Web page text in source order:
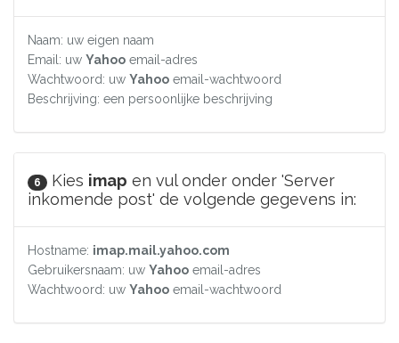
Naam: uw eigen naam
Email: uw Yahoo email-adres
Wachtwoord: uw Yahoo email-wachtwoord
Beschrijving: een persoonlijke beschrijving
6 Kies imap en vul onder onder 'Server
inkomende post' de volgende gegevens in:
Hostname: imap.mail.yahoo.com
Gebruikersnaam: uw Yahoo email-adres
Wachtwoord: uw Yahoo email-wachtwoord